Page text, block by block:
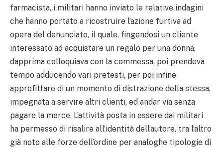
farmacista, i militari hanno inviato le relative indagini
che hanno portato a ricostruire l’azione furtiva ad
opera del denunciato, il quale, fingendosi un cliente
interessato ad acquistare un regalo per una donna,
dapprima colloquiava con la commessa, poi prendeva
tempo adducendo vari pretesti, per poi infine
approfittare di un momento di distrazione della stessa,
impegnata a servire altri clienti, ed andar via senza
pagare la merce. L’attività posta in essere dai militari
ha permesso di risalire all’identità dell’autore, tra l’altro
già noto alle forze dell’ordine per analoghe tipologie di